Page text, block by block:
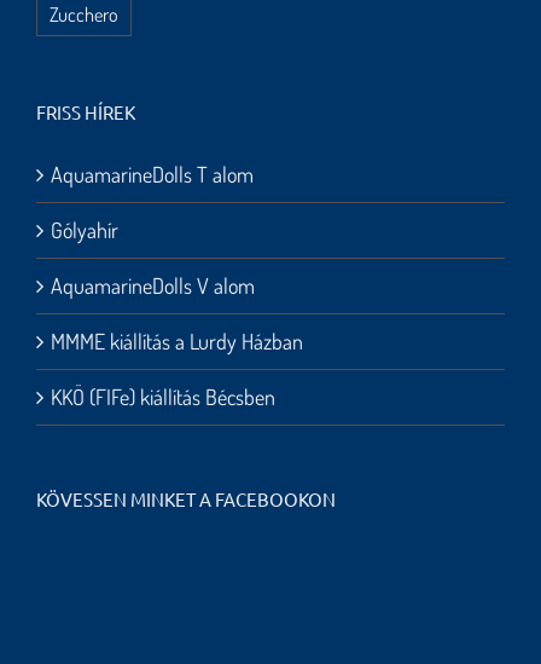
Zucchero
FRISS HÍREK
AquamarineDolls T alom
Gólyahír
AquamarineDolls V alom
MMME kiállítás a Lurdy Házban
KKÖ (FIFe) kiállítás Bécsben
KÖVESSEN MINKET A FACEBOOKON